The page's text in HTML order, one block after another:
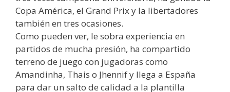
Copa América, el Grand Prix y la libertadores
también en tres ocasiones.
Como pueden ver, le sobra experiencia en
partidos de mucha presión, ha compartido
terreno de juego con jugadoras como
Amandinha, Thais o Jhennif y llega a España
para dar un salto de calidad a la plantilla